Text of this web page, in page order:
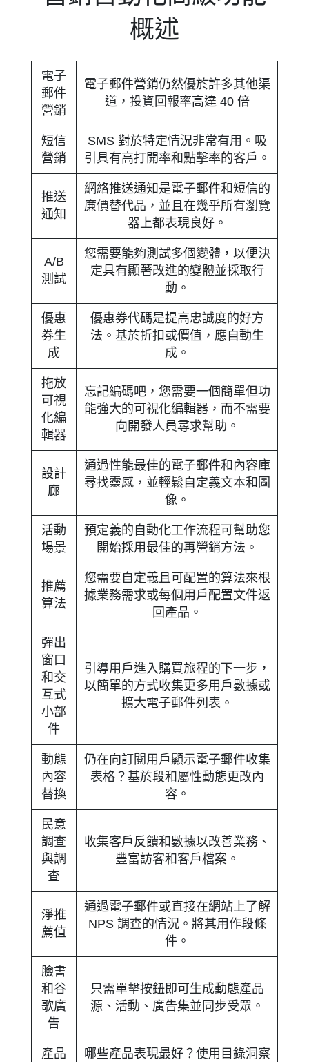
概述
電子
郵件
營銷
電子郵件營銷仍然優於許多其他渠
道，投資回報率高達 40 倍
短信
營銷
SMS 對於特定情況非常有用。吸
引具有高打開率和點擊率的客戶。
推送
通知
網絡推送通知是電子郵件和短信的
廉價替代品，並且在幾乎所有瀏覽
器上都表現良好。
A/B
測試
您需要能夠測試多個變體，以便決
定具有顯著改進的變體並採取行
動。
優惠
券生
成
優惠券代碼是提高忠誠度的好方
法。基於折扣或價值，應自動生
成。
拖放
可視
化編
輯器
忘記編碼吧，您需要一個簡單但功
能強大的可視化編輯器，而不需要
向開發人員尋求幫助。
設計
廊
通過性能最佳的電子郵件和內容庫
尋找靈感，並輕鬆自定義文本和圖
像。
活動
場景
預定義的自動化工作流程可幫助您
開始採用最佳的再營銷方法。
推薦
算法
您需要自定義且可配置的算法來根
據業務需求或每個用戶配置文件返
回產品。
彈出
窗口
和交
互式
小部
件
引導用戶進入購買旅程的下一步，
以簡單的方式收集更多用戶數據或
擴大電子郵件列表。
動態
內容
替換
仍在向訂閱用戶顯示電子郵件收集
表格？基於段和屬性動態更改內
容。
民意
調查
與調
查
收集客戶反饋和數據以改善業務、
豐富訪客和客戶檔案。
淨推
薦值
通過電子郵件或直接在網站上了解
NPS 調查的情況。將其用作段條
件。
臉書
和谷
歌廣
告
只需單擊按鈕即可生成動態產品
源、活動、廣告集並同步受眾。
產品
哪些產品表現最好？使用目錄洞察